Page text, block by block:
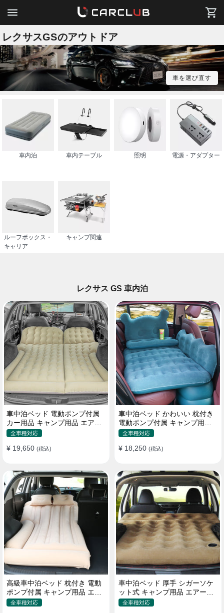
レクサスGSのアウトドア
車を選び直す
車内泊 車内テーブル 照明 電源・アダプター
ルーフボックス・
キャリア
キャンプ関連
レクサス GS 車内泊
車中泊ベッド 電動ポンプ付属
カー用品 キャンプ用品 エアー
ベッド SUV車 普通車適用
全車種対応
¥ 19,650 (税込)
車中泊ベッド かわいい 枕付き
電動ポンプ付属 キャンプ用品
全車種対応
¥ 18,250 (税込)
高級車中泊ベッド 枕付き 電動
ポンプ付属 キャンプ用品 エア
ーベッド 普通車 SUV
全車種対応
車中泊ベッド 厚手 シガーソケ
ット式 キャンプ用品 エアーベ
ッド 収納袋付き 普通車 SUV適
全車種対応